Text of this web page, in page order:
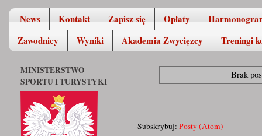
News Kontakt Zapisz się Opłaty
Zawodnicy
Wyniki Akademia Zwycięzcy Treningi
Brak
Subskrybuj: Posty (Atom)
MINISTERSTWO
SPORTU I TURYSTYKI